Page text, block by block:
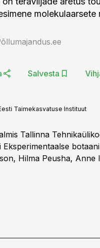
Salvesta
Taimekasvatuse Instituut
Tallinna
Eksperimentaalse
Hilma Peusha, Anne